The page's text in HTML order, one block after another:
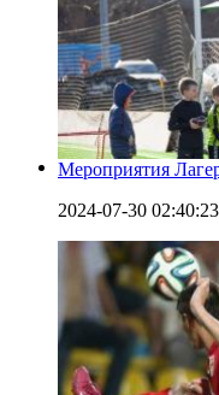
Мероприятия
2024-07-30 02:40:23